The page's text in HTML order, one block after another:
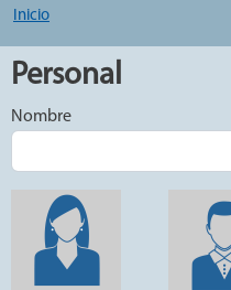
Inicio
Personal
Nombre